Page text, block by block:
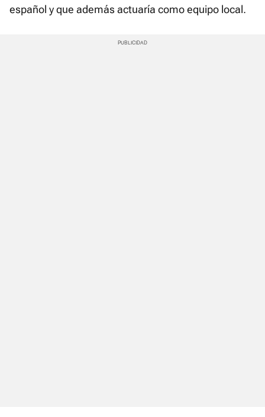
español y que además actuaría como equipo local.